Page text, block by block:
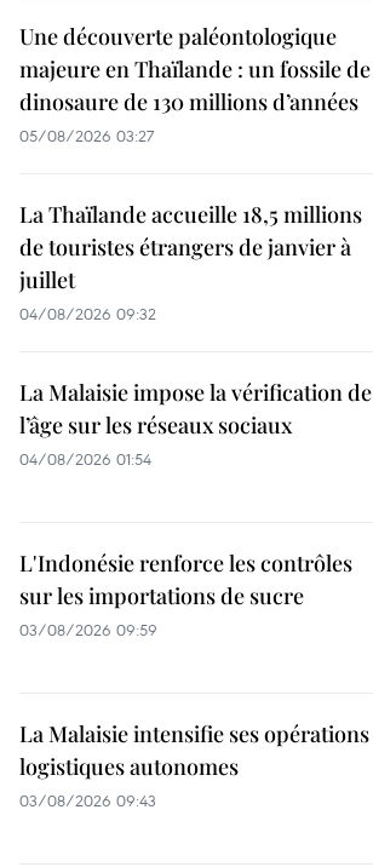
Une découverte paléontologique
majeure en Thaïlande : un fossile de
dinosaure de 130 millions d’années
05/08/2026 03:27
La Thaïlande accueille 18,5 millions
de touristes étrangers de janvier à
juillet
04/08/2026 09:32
La Malaisie impose la vérification de
l’âge sur les réseaux sociaux
04/08/2026 01:54
L'Indonésie renforce les contrôles
sur les importations de sucre
03/08/2026 09:59
La Malaisie intensifie ses opérations
logistiques autonomes
03/08/2026 09:43